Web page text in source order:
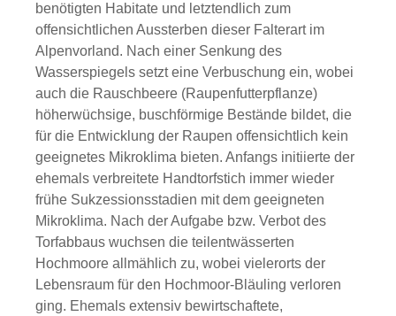
benötigten Habitate und letztendlich zum
offensichtlichen Aussterben dieser Falterart im
Alpenvorland. Nach einer Senkung des
Wasserspiegels setzt eine Verbuschung ein, wobei
auch die Rauschbeere (Raupenfutterpflanze)
höherwüchsige, buschförmige Bestände bildet, die
für die Entwicklung der Raupen offensichtlich kein
geeignetes Mikroklima bieten. Anfangs initiierte der
ehemals verbreitete Handtorfstich immer wieder
frühe Sukzessionsstadien mit dem geeigneten
Mikroklima. Nach der Aufgabe bzw. Verbot des
Torfabbaus wuchsen die teilentwässerten
Hochmoore allmählich zu, wobei vielerorts der
Lebensraum für den Hochmoor-Bläuling verloren
ging. Ehemals extensiv bewirtschaftete,